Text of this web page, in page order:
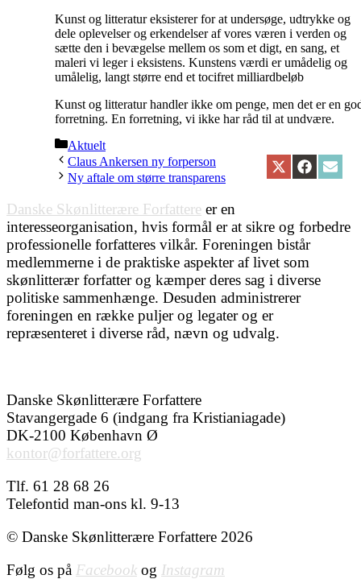
Kunst og litteratur eksisterer for at undersøge, udtrykke og
dele oplevelser og erkendelser af vores væren i verden og
sætte den i bevægelse mellem os som et digt, en sang, et
maleri vi leger i eksistens. Kunstens værdi er umådelig og
umålelig, langt større end et tocifret milliardbeløb
Kunst og litteratur handler ikke om penge, men det er en
forretning. En forretning, vi ikke har råd til at undvære.
ShareShareShare
Kategorier
Aktuelt
Claus Ankersen ny forperson
Ny aftale om større transparens
Danske Skønlitterære Forfattere er en
interesseorganisation, hvis formål er at sikre og forbedre
professionelle forfatteres vilkår. Foreningen bistår
medlemmerne i de praktiske aspekter af livet som
skønlitterær forfatter og kæmper deres sag i diverse
politiske sammenhænge. Desuden administrerer
foreningen en række puljer og legater og er
repræsenteret i diverse råd, nævn og udvalg.
Danske Skønlitterære Forfattere
Stavangergade 6 (indgang fra Kristianiagade)
DK-2100 København Ø
kontor@forfattere.org
Tlf. 61 28 68 26
Telefontid man-ons kl. 9-13
© Danske Skønlitterære Forfattere 2026
Følg os på Facebook og Instagram